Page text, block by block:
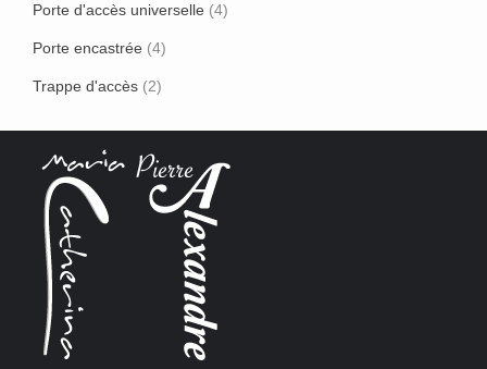
Porte d'accès universelle (4)
Porte encastrée (4)
Trappe d'accès (2)